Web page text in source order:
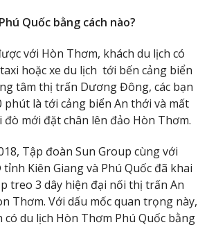
Quốc bằng cách nào?
với Hòn Thơm, khách du lịch có
hoặc xe du lịch tới bến cảng biển
tâm thị trấn Dương Đông, các bạn
phút là tới cảng biển An thới và mất
mới đặt chân lên đảo Hòn Thơm.
Tập đoàn Sun Group cùng với
Kiên Giang và Phú Quốc đã khai
treo 3 dây hiện đại nối thị trấn An
Thơm. Với dấu mốc quan trọng này,
có du lịch Hòn Thơm Phú Quốc bằng